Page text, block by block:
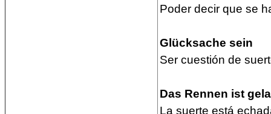
Poder decir que se
Glücksache sein
Ser cuestión de
Das Rennen ist
La suerte está